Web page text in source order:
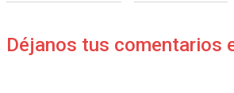
Déjanos tus comentarios